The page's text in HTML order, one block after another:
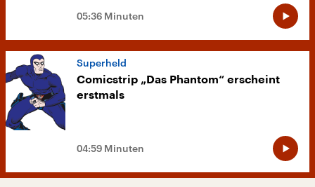
05:36 Minuten
Superheld
Comicstrip „Das Phantom“ erscheint
erstmals
04:59 Minuten